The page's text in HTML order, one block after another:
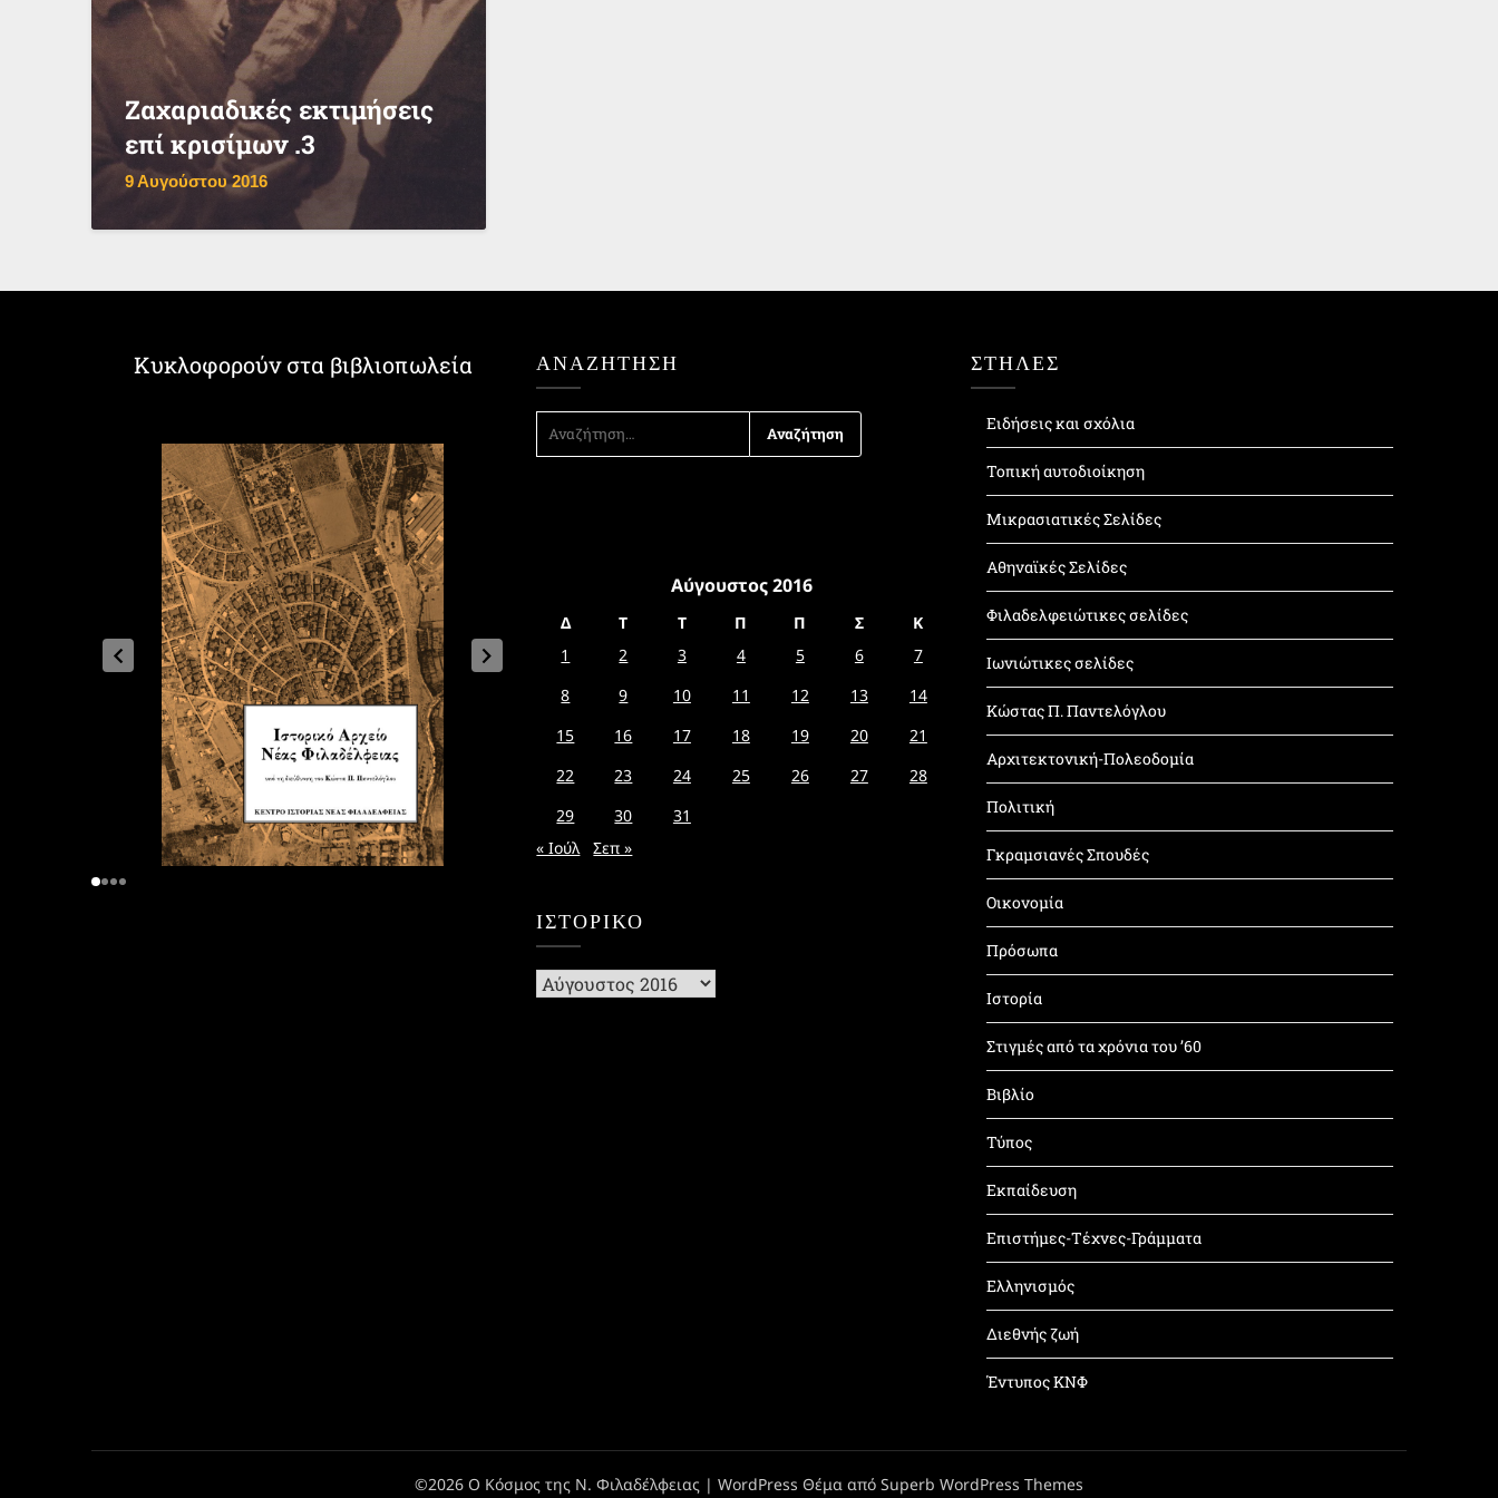
Ζαχαριαδικές εκτιμήσεις
επί κρισίμων .3
9 Αυγούστου 2016
Κυκλοφορούν στα βιβλιοπωλεία ΑΝΑΖΉΤΗΣΗ
ΓΙΑ:
Αύγουστος 2016
Δ Τ Τ Π Π Σ
Κ
1
2 3 4 5 6
7
8
9 10 11 12 13
14
15
16 17 18 19 20
21
22
23 24 25 26 27
28
29
30
31
« Ιούλ
Σεπ »
ΙΣΤΟΡΙΚΌ
Ιστορικό
ΣΤΗΛΕΣ
Ειδήσεις και σχόλια
Τοπική αυτοδιοίκηση
Μικρασιατικές Σελίδες
Αθηναϊκές Σελίδες
Φιλαδελφειώτικες σελίδες
Ιωνιώτικες σελίδες
Κώστας Π. Παντελόγλου
Αρχιτεκτονική-Πολεοδομία
Πολιτική
Γκραμσιανές Σπουδές
Οικονομία
Πρόσωπα
Ιστορία
Στιγμές από τα χρόνια του ’60
Βιβλίο
Τύπος
Εκπαίδευση
Επιστήμες-Τέχνες-Γράμματα
Ελληνισμός
Διεθνής ζωή
Έντυπος ΚΝΦ
©2026 Ο Κόσμος της Ν. Φιλαδέλφειας | WordPress Θέμα από Superb WordPress Themes